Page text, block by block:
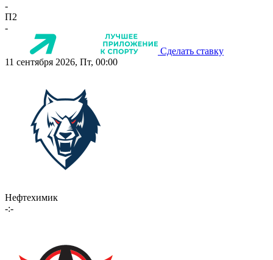
-
П2
-
Сделать ставку
11 сентября 2026, Пт, 00:00
Нефтехимик
-:-